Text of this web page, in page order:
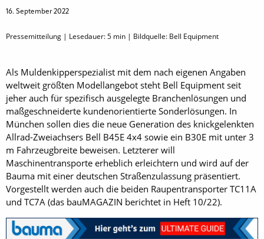
16. September 2022
Pressemitteilung | Lesedauer:5 min | Bildquelle: Bell Equipment
Als Muldenkipperspezialist mit dem nach eigenen Angaben
weltweit größten Modellangebot steht Bell Equipment seit
jeher auch für spezifisch ausgelegte Branchenlösungen und
maßgeschneiderte kundenorientierte Sonderlösungen. In
München sollen dies die neue Generation des knickgelenkten
Allrad-Zweiachsers Bell B45E 4x4 sowie ein B30E mit unter 3
m Fahrzeugbreite beweisen. Letzterer will
Maschinentransporte erheblich erleichtern und wird auf der
Bauma mit einer deutschen Straßenzulassung präsentiert.
Vorgestellt werden auch die beiden Raupentransporter TC11A
und TC7A (das bauMAGAZIN berichtet in Heft 10/22).